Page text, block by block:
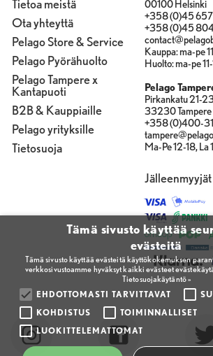
Tietoa meistä
Ota yhteyttä
Pelago Store & Service
Pelago Pyörähuolto
Pelago Tampere x
Kantapuoti
B2B & Kauppiaille
Pelago yrityksille
Tietosuoja
00100 Helsinki
+358 (0)45
+358 (0)45
Kauppa: ma-pe
Huolto: ma-pe
Pelago
Pirkankatu 21-
33230 Tampere
+358 (0)400-
Ma-Pe 12-18, La
Jälleenmyyjät
Tämä sivusto käyttää
evästeitä
Tämä sivusto käyttää evästeitä käyttökokemuksen
verkkosivustoamme hyväksyt kaikki evästeet
Tietosuojakäytäntö »
EHDOTTOMASTI TARVITTAVAT
KOHDISTUS
TOIMINNALLISET
LUOKITTELEMATTOMAT